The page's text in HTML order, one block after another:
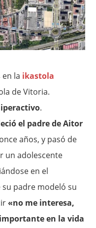
la ikastola
de Vitoria.
.
el padre de Aitor
años, y pasó de
un adolescente
en el
padre modeló su
«no me interesa,
en la vida